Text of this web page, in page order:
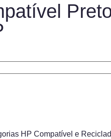
HP Compatível e